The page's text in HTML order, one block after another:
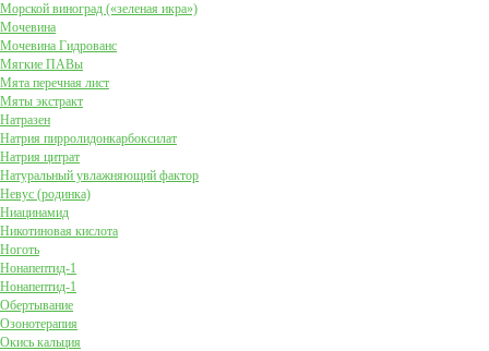
Морской виноград («зеленая икра»)
Мочевина
Мочевина Гидрованс
Мягкие ПАВы
Мята перечная лист
Мяты экстракт
Натразен
Натрия пирролидонкарбоксилат
Натрия цитрат
Натуральный увлажняющий фактор
Невус (родинка)
Ниацинамид
Никотиновая кислота
Ноготь
Нонапептид-1
Нонапептид-1
Обертывание
Озонотерапия
Окись кальция